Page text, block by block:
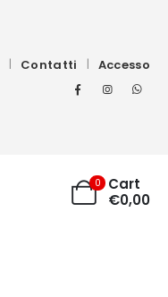
Contatti Accesso
0
Cart
€0,00